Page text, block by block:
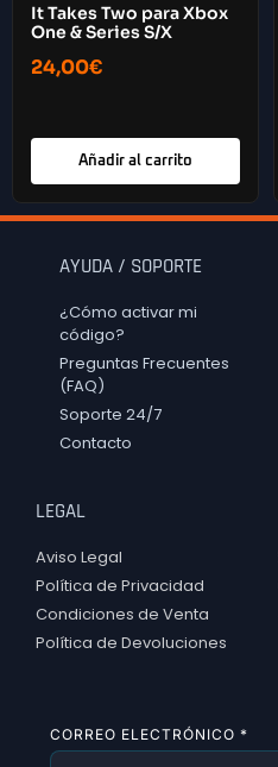
It Takes Two para Xbox
One & Series S/X
24,00€
Añadir al carrito
AYUDA / SOPORTE
¿Cómo activar mi
código?
Preguntas Frecuentes
(FAQ)
Soporte 24/7
Contacto
LEGAL
Aviso Legal
Política de Privacidad
Condiciones de Venta
Política de Devoluciones
CORREO ELECTRÓNICO *